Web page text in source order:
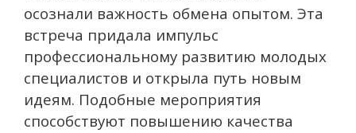
осознали важность обмена опытом. Эта
встреча придала импульс
профессиональному развитию молодых
специалистов и открыла путь новым
идеям. Подобные мероприятия
способствуют повышению качества